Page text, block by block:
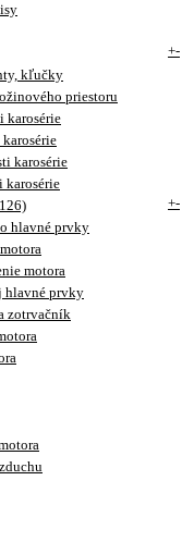
+-
kľučky
priestoru
karosérie
karosérie
karosérie
+-
hlavné prvky
motora
hlavné prvky
zotrvačník